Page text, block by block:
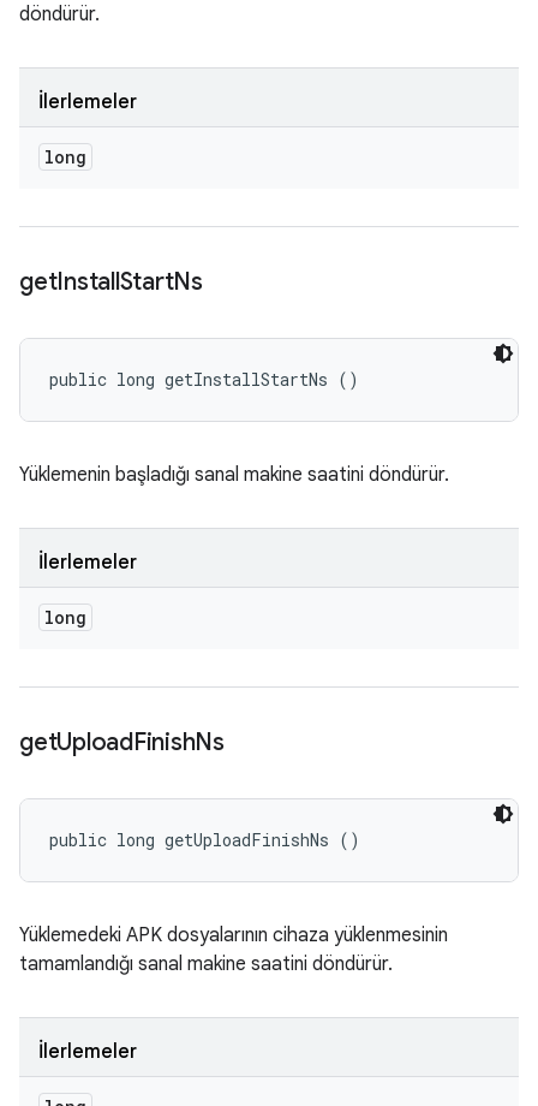
döndürür.
İlerlemeler
long
getInstallStartNs
public long getInstallStartNs ()
Yüklemenin başladığı sanal makine saatini döndürür.
İlerlemeler
long
getUploadFinishNs
public long getUploadFinishNs ()
Yüklemedeki APK dosyalarının cihaza yüklenmesinin
tamamlandığı sanal makine saatini döndürür.
İlerlemeler